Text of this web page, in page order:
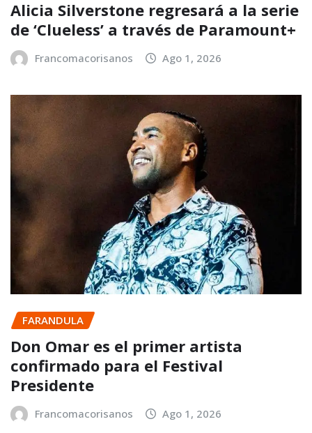
Alicia Silverstone regresará a la serie
de ‘Clueless’ a través de Paramount+
Francomacorisanos Ago 1, 2026
FARANDULA
Don Omar es el primer artista
confirmado para el Festival
Presidente
Francomacorisanos Ago 1, 2026